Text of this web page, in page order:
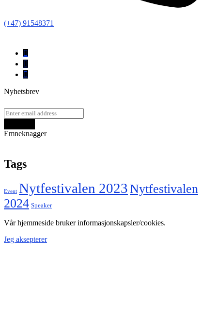
(+47) 91548371
Nyhetsbrev
Emneknagger
Tags
Event Nytfestivalen 2023Nytfestivalen
2024 Speaker
Vår hjemmeside bruker informasjonskapsler/cookies.
Jeg aksepterer